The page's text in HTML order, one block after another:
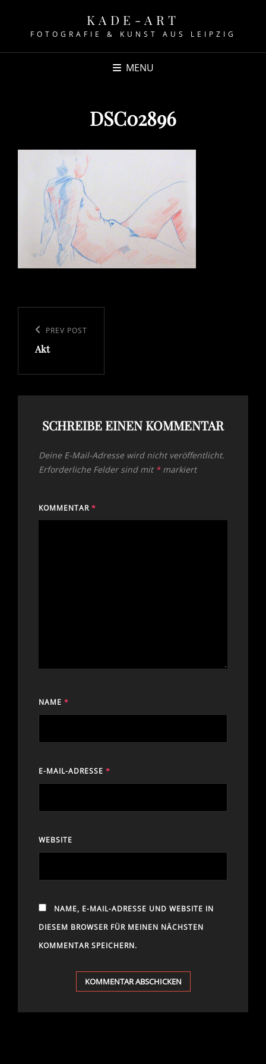
KADE-ART
FOTOGRAFIE & KUNST AUS LEIPZIG
MENU
DSC02896
Previous
Post
PREV POST
Akt
SCHREIBE EINEN KOMMENTAR
Deine E-Mail-Adresse wird nicht veröffentlicht.
Erforderliche Felder sind mit *markiert
KOMMENTAR *
NAME *
E-MAIL-ADRESSE *
WEBSITE
NAME, E-MAIL-ADRESSE UND WEBSITE IN
DIESEM BROWSER FÜR MEINEN NÄCHSTEN
KOMMENTAR SPEICHERN.